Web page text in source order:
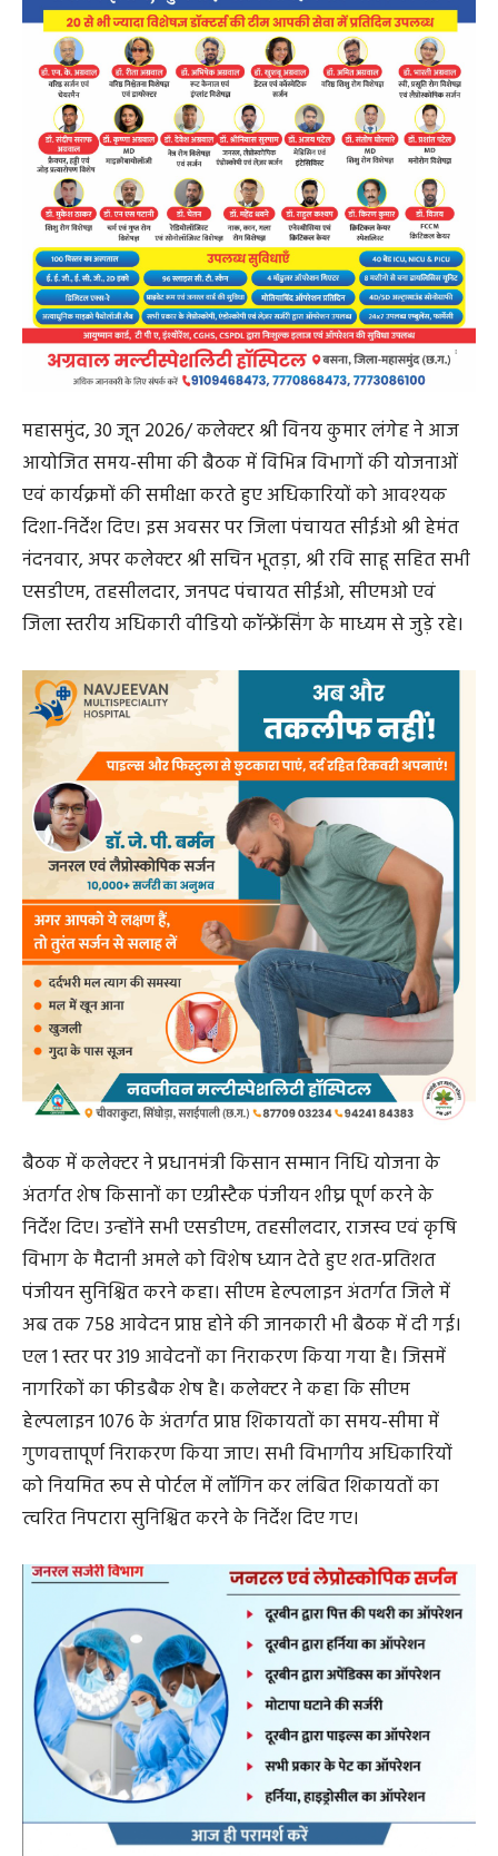
महासमुंद, 30 जून 2026/ कलेक्टर श्री विनय कुमार लंगेह ने आज
आयोजित समय-सीमा की बैठक में विभिन्न विभागों की योजनाओं
एवं कार्यक्रमों की समीक्षा करते हुए अधिकारियों को आवश्यक
दिशा-निर्देश दिए। इस अवसर पर जिला पंचायत सीईओ श्री हेमंत
नंदनवार, अपर कलेक्टर श्री सचिन भूतड़ा, श्री रवि साहू सहित सभी
एसडीएम, तहसीलदार, जनपद पंचायत सीईओ, सीएमओ एवं
जिला स्तरीय अधिकारी वीडियो कॉन्फ्रेंसिंग के माध्यम से जुड़े रहे।
बैठक में कलेक्टर ने प्रधानमंत्री किसान सम्मान निधि योजना के
अंतर्गत शेष किसानों का एग्रीस्टैक पंजीयन शीघ्र पूर्ण करने के
निर्देश दिए। उन्होंने सभी एसडीएम, तहसीलदार, राजस्व एवं कृषि
विभाग के मैदानी अमले को विशेष ध्यान देते हुए शत-प्रतिशत
पंजीयन सुनिश्चित करने कहा। सीएम हेल्पलाइन अंतर्गत जिले में
अब तक 758 आवेदन प्राप्त होने की जानकारी भी बैठक में दी गई।
एल 1 स्तर पर 319 आवेदनों का निराकरण किया गया है। जिसमें
नागरिकों का फीडबैक शेष है। कलेक्टर ने कहा कि सीएम
हेल्पलाइन 1076 के अंतर्गत प्राप्त शिकायतों का समय-सीमा में
गुणवत्तापूर्ण निराकरण किया जाए। सभी विभागीय अधिकारियों
को नियमित रूप से पोर्टल में लॉगिन कर लंबित शिकायतों का
त्वरित निपटारा सुनिश्चित करने के निर्देश दिए गए।